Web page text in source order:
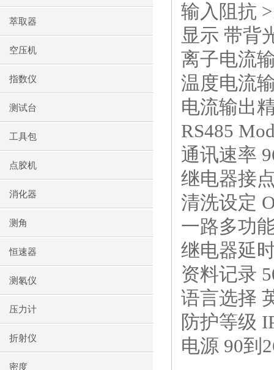
萃取器
空压机
指数仪
测试台
工具包
点胶机
消化器
测角
恒速器
测氡仪
压力计
折射仪
密度
输入阻抗
显示 带背
离子电流
温度电流
电流输出
RS485
通讯速率
继电器接
清洗设定
一路多功
继电器延
资料记录
语言选择
防护等级
电源 90到